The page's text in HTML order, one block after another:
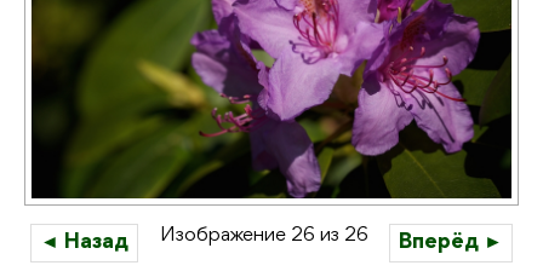
◄ Назад Вперёд ►
Изображение 26 из 26